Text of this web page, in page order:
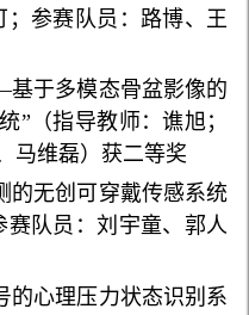
；参赛队员：路博、王
于多模态骨盆影像的
”（指导教师：谯旭；
马维磊）获二等奖
的无创可穿戴传感系统
队员：刘宇童、郭人
的心理压力状态识别系